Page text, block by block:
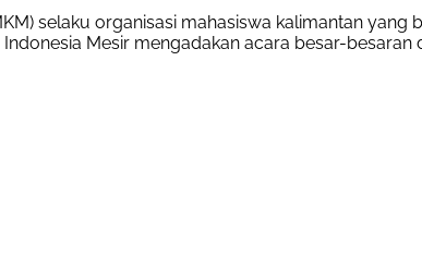
selaku organisasi mahasiswa kalimantan
Mesir mengadakan acara besar-besaran